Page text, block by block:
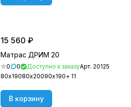
15 560 ₽
Матрас ДРИМ 20
0 0 Доступно к заказуАрт. 20125
80х19080х20090х190+ 11
В корзину